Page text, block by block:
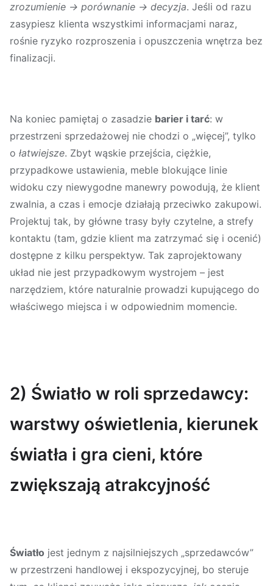
zrozumienie → porównanie → decyzja. Jeśli od razu
zasypiesz klienta wszystkimi informacjami naraz,
rośnie ryzyko rozproszenia i opuszczenia wnętrza bez
finalizacji.
Na koniec pamiętaj o zasadzie barier i tarć: w
przestrzeni sprzedażowej nie chodzi o „więcej”, tylko
o łatwiejsze. Zbyt wąskie przejścia, ciężkie,
przypadkowe ustawienia, meble blokujące linie
widoku czy niewygodne manewry powodują, że klient
zwalnia, a czas i emocje działają przeciwko zakupowi.
Projektuj tak, by główne trasy były czytelne, a strefy
kontaktu (tam, gdzie klient ma zatrzymać się i ocenić)
dostępne z kilku perspektyw. Tak zaprojektowany
układ nie jest przypadkowym wystrojem – jest
narzędziem, które naturalnie prowadzi kupującego do
właściwego miejsca i w odpowiednim momencie.
2) Światło w roli sprzedawcy:
warstwy oświetlenia, kierunek
światła i gra cieni, które
zwiększają atrakcyjność
Światło jest jednym z najsilniejszych „sprzedawców”
w przestrzeni handlowej i ekspozycyjnej, bo steruje